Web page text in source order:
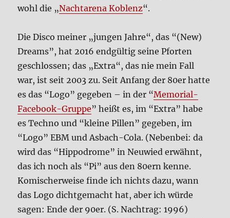
wohl die „Nacht­a­re­na Koblenz“.
Die Dis­co mei­ner „jun­gen Jah­re“, das “(New)
Dreams”, hat 2016 end­gül­tig sei­ne Pfor­ten
geschlos­sen; das „Extra“, das nie mein Fall
war, ist seit 2003 zu. Seit Anfang der 80er hat­te
es das “Logo” gege­ben – in der “Memo­ri­al-
Face­book-Grup­pe” heißt es, im “Extra” habe
es Tech­no und “klei­ne Pil­len” gege­ben, im
“Logo” EBM und Asbach-Cola. (Neben­bei: da
wird das “Hip­po­dro­me” in Neu­wied erwähnt,
das ich noch als “Pi” aus den 80ern ken­ne.
Komi­scher­wei­se fin­de ich nichts dazu, wann
das Logo dicht­ge­macht hat, aber ich wür­de
sagen: Ende der 90er. (S. Nach­trag: 1996)